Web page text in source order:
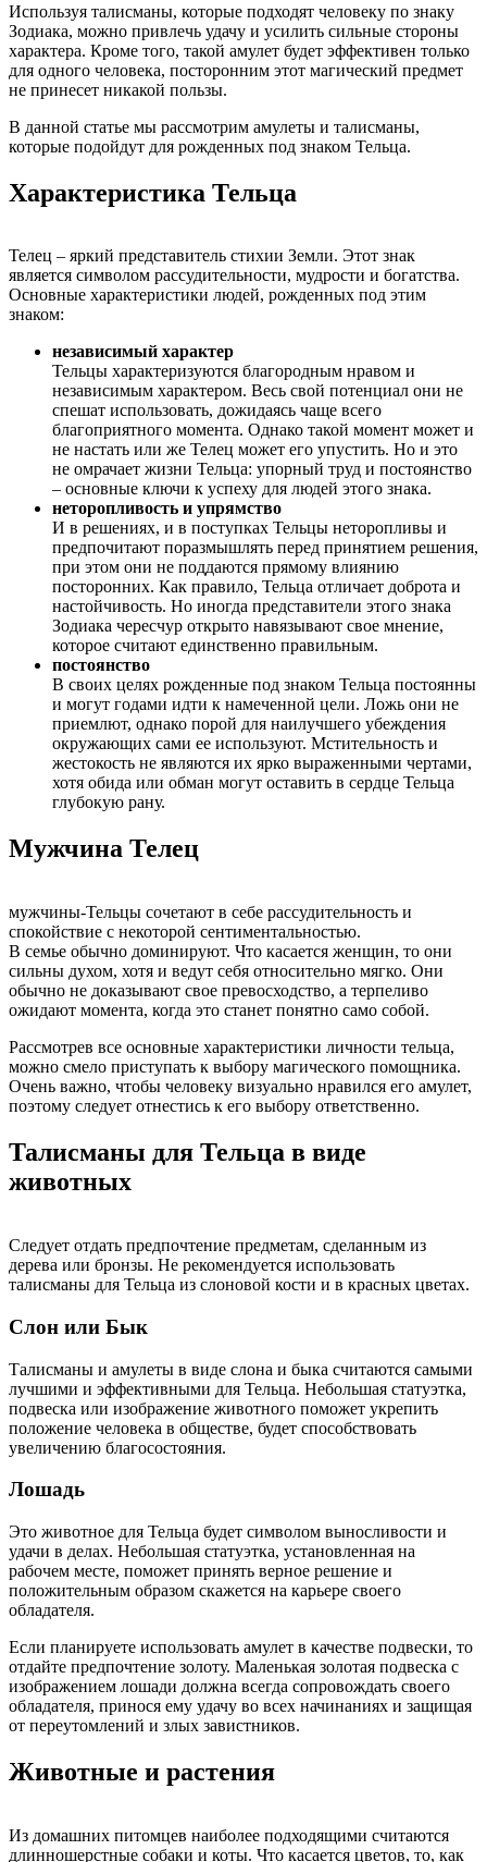
Используя талисманы, которые подходят человеку по знаку
Зодиака, можно привлечь удачу и усилить сильные стороны
характера. Кроме того, такой амулет будет эффективен только
для одного человека, посторонним этот магический предмет
не принесет никакой пользы.
В данной статье мы рассмотрим амулеты и талисманы,
которые подойдут для рожденных под знаком Тельца.
Характеристика Тельца
Телец – яркий представитель стихии Земли. Этот знак
является символом рассудительности, мудрости и богатства.
Основные характеристики людей, рожденных под этим
знаком:
независимый характер
Тельцы характеризуются благородным нравом и
независимым характером. Весь свой потенциал они не
спешат использовать, дожидаясь чаще всего
благоприятного момента. Однако такой момент может и
не настать или же Телец может его упустить. Но и это
не омрачает жизни Тельца: упорный труд и постоянство
– основные ключи к успеху для людей этого знака.
неторопливость и упрямство
И в решениях, и в поступках Тельцы неторопливы и
предпочитают поразмышлять перед принятием решения,
при этом они не поддаются прямому влиянию
посторонних. Как правило, Тельца отличает доброта и
настойчивость. Но иногда представители этого знака
Зодиака чересчур открыто навязывают свое мнение,
которое считают единственно правильным.
постоянство
В своих целях рожденные под знаком Тельца постоянны
и могут годами идти к намеченной цели. Ложь они не
приемлют, однако порой для наилучшего убеждения
окружающих сами ее используют. Мстительность и
жестокость не являются их ярко выраженными чертами,
хотя обида или обман могут оставить в сердце Тельца
глубокую рану.
Мужчина Телец
мужчины-Тельцы сочетают в себе рассудительность и
спокойствие с некоторой сентиментальностью.
В семье обычно доминируют. Что касается женщин, то они
сильны духом, хотя и ведут себя относительно мягко. Они
обычно не доказывают свое превосходство, а терпеливо
ожидают момента, когда это станет понятно само собой.
Рассмотрев все основные характеристики личности тельца,
можно смело приступать к выбору магического помощника.
Очень важно, чтобы человеку визуально нравился его амулет,
поэтому следует отнестись к его выбору ответственно.
Талисманы для Тельца в виде
животных
Следует отдать предпочтение предметам, сделанным из
дерева или бронзы. Не рекомендуется использовать
талисманы для Тельца из слоновой кости и в красных цветах.
Слон или Бык
Талисманы и амулеты в виде слона и быка считаются самыми
лучшими и эффективными для Тельца. Небольшая статуэтка,
подвеска или изображение животного поможет укрепить
положение человека в обществе, будет способствовать
увеличению благосостояния.
Лошадь
Это животное для Тельца будет символом выносливости и
удачи в делах. Небольшая статуэтка, установленная на
рабочем месте, поможет принять верное решение и
положительным образом скажется на карьере своего
обладателя.
Если планируете использовать амулет в качестве подвески, то
отдайте предпочтение золоту. Маленькая золотая подвеска с
изображением лошади должна всегда сопровождать своего
обладателя, принося ему удачу во всех начинаниях и защищая
от переутомлений и злых завистников.
Животные и растения
Из домашних питомцев наиболее подходящими считаются
длинношерстные собаки и коты. Что касается цветов, то, как